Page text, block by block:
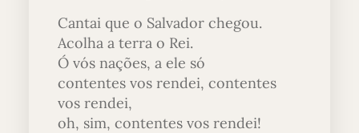
Cantai que o Salvador chegou.
Acolha a terra o Rei.
Ó vós nações, a ele só
contentes vos rendei, contentes
vos rendei,
oh, sim, contentes vos rendei!